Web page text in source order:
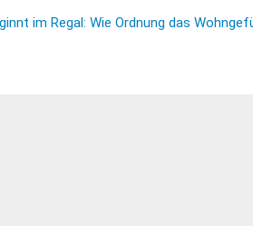
im Regal: Wie Ordnung das